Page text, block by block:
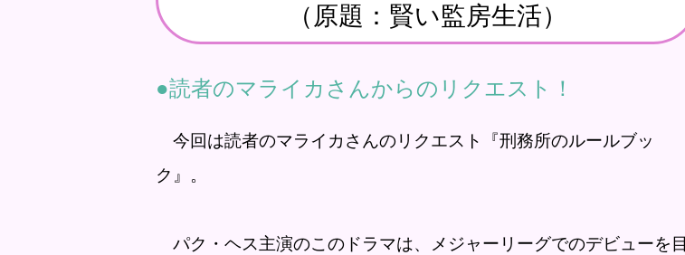
（原題：賢い監房生活）
読者のマライカさんからのリクエスト！
今回は読者のマライカさんのリクエスト『刑務所のルールブッ
ク』。
パク・ヘス主演のこのドラマは、メジャーリーグでのデビューを目